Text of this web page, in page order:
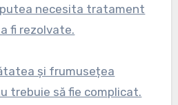
necesita tratament
fi rezolvate.
și frumusețea
trebuie să fie complicat.